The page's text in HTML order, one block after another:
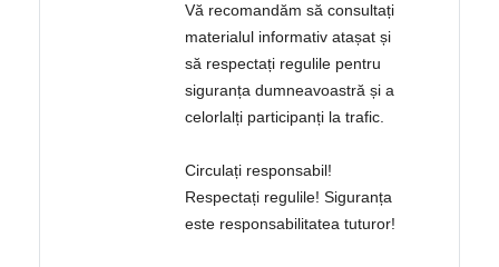
Vă recomandăm să consultați
materialul informativ atașat și
să respectați regulile pentru
siguranța dumneavoastră și a
celorlalți participanți la trafic.
Circulați responsabil!
Respectați regulile! Siguranța
este responsabilitatea tuturor!